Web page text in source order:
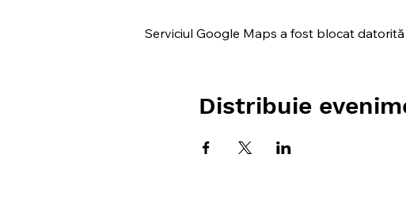
Serviciul Google Maps a fost blocat
Distribuie